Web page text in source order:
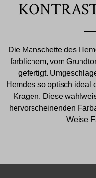
Die Manschette des
farblichem, vom
gefertigt.
Hemdes so optisch ideal
Kragen. Diese
hervorscheinenden
Weise